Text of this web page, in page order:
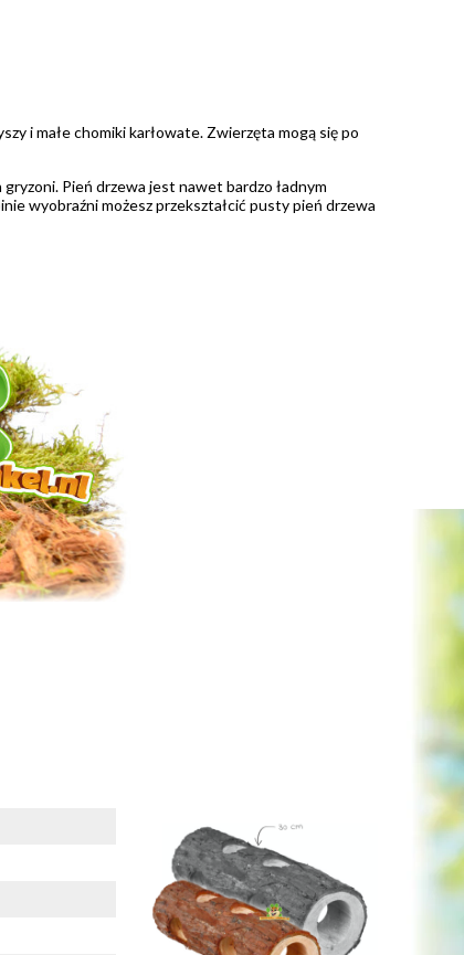
i małe chomiki karłowate. Zwierzęta mogą się po
Pień drzewa jest nawet bardzo ładnym
wyobraźni możesz przekształcić pusty pień drzewa